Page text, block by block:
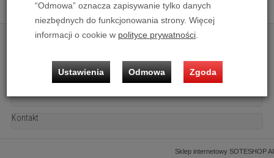
Kontakt
Sklep internetowy SOTESHOP AI
“Odmowa” oznacza zapisywanie tylko danych
niezbędnych do funkcjonowania strony. Więcej
informacji o cookie w polityce prywatności
Ustawienia Odmowa Zgoda